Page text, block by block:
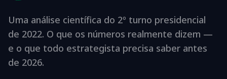
Uma análise científica do 2º turno presidencial
de 2022. O que os números realmente dizem —
e o que todo estrategista precisa saber antes
de 2026.